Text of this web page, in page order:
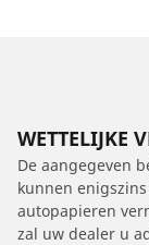
WETTELIJKE
De aangegeven
kunnen
autopapieren
zal uw dealer u